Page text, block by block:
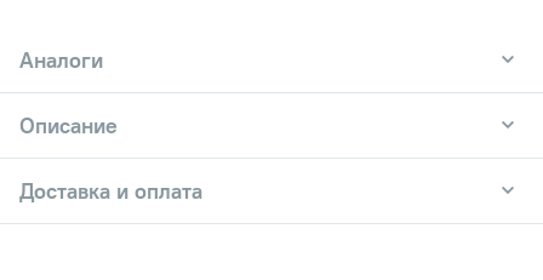
Аналоги
Описание
Доставка и оплата